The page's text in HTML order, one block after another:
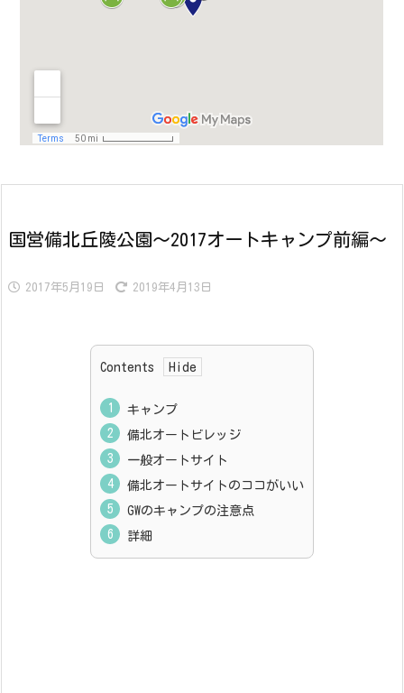
国営備北丘陵公園～2017オートキャンプ前編～
2017年5月19日 2019年4月13日
Contents
キャンプ
備北オートビレッジ
一般オートサイト
備北オートサイトのココがいい
GWのキャンプの注意点
詳細